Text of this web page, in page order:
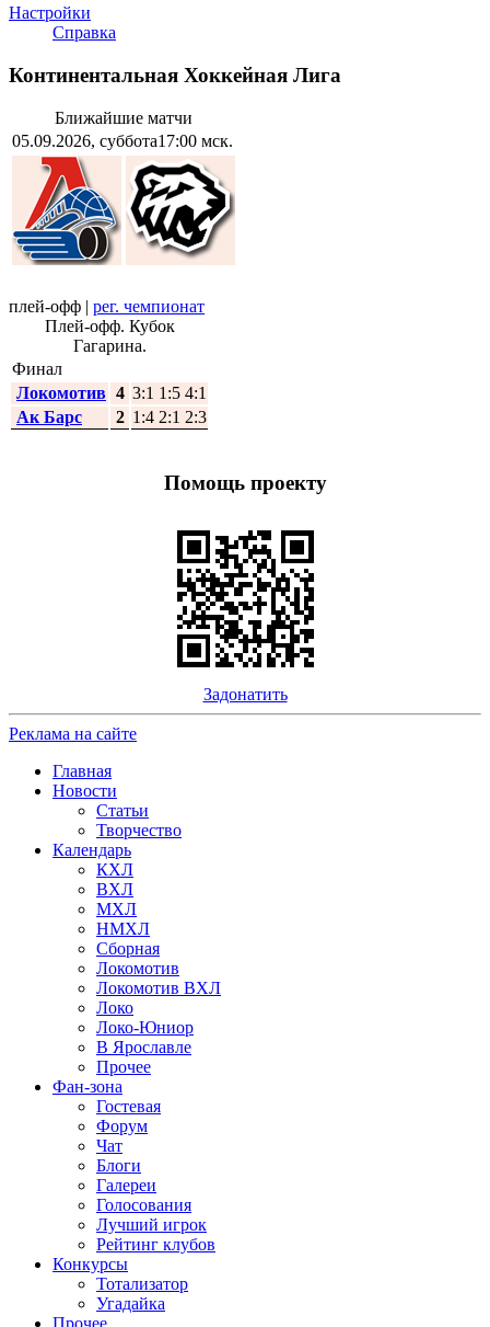
Настройки
Справка
Континентальная Хоккейная Лига
Ближайшие матчи
05.09.2026, суббота17:00 мск.
плей-офф | рег. чемпионат
Плей-офф. Кубок
Гагарина.
Финал
Локомотив 4 3:1 1:5 4:1
Ак Барс
2 1:4 2:1 2:3
Помощь проекту
Задонатить
Реклама на сайте
Главная
Новости
Статьи
Творчество
Календарь
КХЛ
ВХЛ
МХЛ
НМХЛ
Сборная
Локомотив
Локомотив ВХЛ
Локо
Локо-Юниор
В Ярославле
Прочее
Фан-зона
Гостевая
Форум
Чат
Блоги
Галереи
Голосования
Лучший игрок
Рейтинг клубов
Конкурсы
Тотализатор
Угадайка
Прочее